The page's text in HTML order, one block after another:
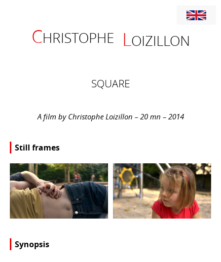
CHRISTOPHE LOIZILLON
SQUARE
A film by Christophe Loizillon – 20 mn – 2014
Still frames
Synopsis